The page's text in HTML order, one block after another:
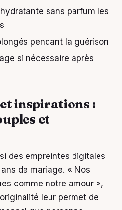
sans parfum les
pendant la guérison
si nécessaire après
inspirations :
et
des empreintes digitales
de mariage. « Nos
comme notre amour »,
leur permet de